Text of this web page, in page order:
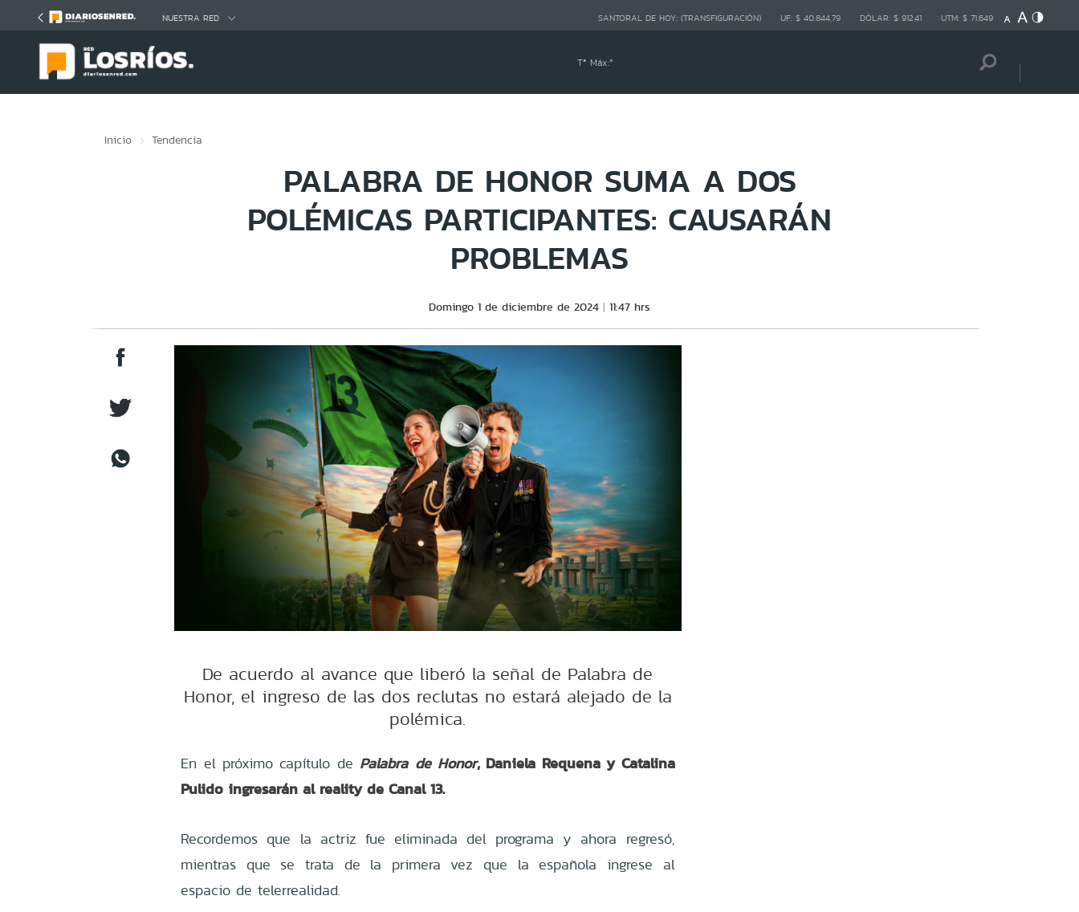
NUESTRA RED SANTORAL DE HOY: (TRANSFIGURACIÓN) UF: $ 40.844,79 DÓLAR: $ 912,41 UTM: $ 71.649
Tª Máx:º
Inicio Tendencia
PALABRA DE HONOR SUMA A DOS
POLÉMICAS PARTICIPANTES: CAUSARÁN
PROBLEMAS
Domingo 1 de diciembre de 2024 11:47 hrs
De acuerdo al avance que liberó la señal de Palabra de
Honor, el ingreso de las dos reclutas no estará alejado de la
polémica.
En el próximo capítulo de Palabra de Honor, Daniela Requena y Catalina
Pulido ingresarán al reality de Canal 13.
Recordemos que la actriz fue eliminada del programa y ahora regresó,
mientras que se trata de la primera vez que la española ingrese al
espacio de telerrealidad.